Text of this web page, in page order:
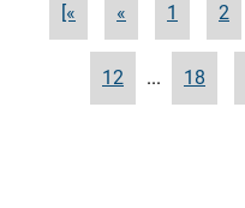
[« « 1 2
12 ... 18